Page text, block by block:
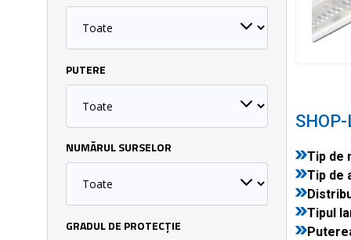
PUTERE
NUMĂRUL SURSELOR
GRADUL DE PROTECȚIE
Tip de
Tip de
Tipul